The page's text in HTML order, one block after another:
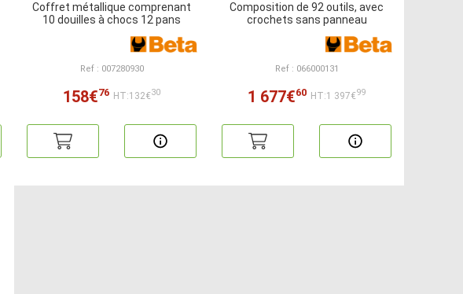
Coffret métallique comprenant
10 douilles à chocs 12 pans
Ref : 007280930
158€76 HT:132€30
Composition de 92 outils, avec
crochets sans panneau
Ref : 066000131
1 677€60 HT:1 397€99